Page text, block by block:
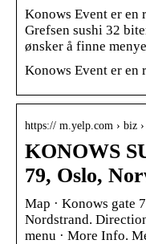
Konows Event er en
Grefsen sushi 32
ønsker å finne
Konows Event er en
https:// m.yelp.com › biz
KONOWS
79, Oslo,
Map · Konows gate
Nordstrand.
menu · More Info.